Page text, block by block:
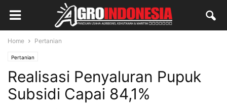
Home Pertanian
Pertanian
Realisasi Penyaluran Pupuk
Subsidi Capai 84,1%